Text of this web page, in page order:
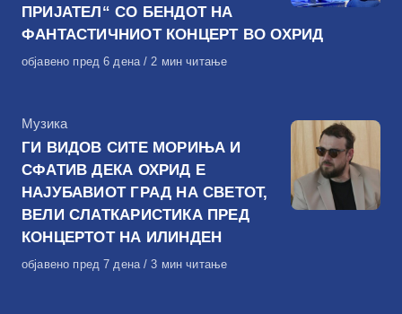
ПРИЈАТЕЛ“ СО БЕНДОТ НА
ФАНТАСТИЧНИОТ КОНЦЕРТ ВО ОХРИД
Објавено
објавено пред 6 дена 2 мин читање
КАтегорија
Музика
ГИ ВИДОВ СИТЕ МОРИЊА И
СФАТИВ ДЕКА ОХРИД Е
НАЈУБАВИОТ ГРАД НА СВЕТОТ,
ВЕЛИ СЛАТКАРИСТИКА ПРЕД
КОНЦЕРТОТ НА ИЛИНДЕН
Објавено
објавено пред 7 дена 3 мин читање